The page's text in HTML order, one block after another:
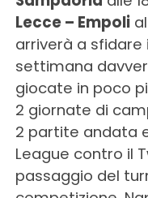
Lecce – Empoli
arriverà a sfidare
settimana
giocate in poco
2 giornate di
2 partite andata
League contro il
passaggio del